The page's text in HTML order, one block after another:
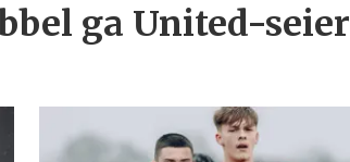
ga United-seier